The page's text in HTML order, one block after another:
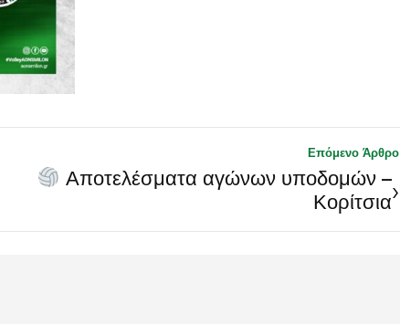
Επόμενο Άρθρο
›
Αποτελέσματα αγώνων υποδομών –
Κορίτσια